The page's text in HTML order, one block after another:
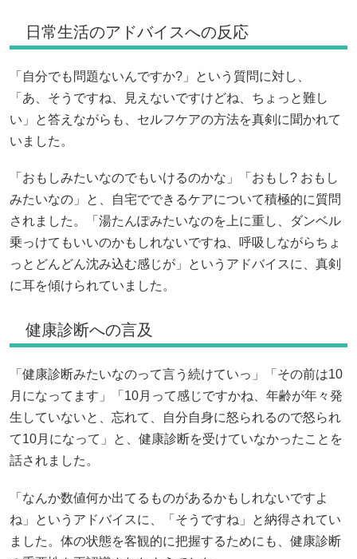
日常生活のアドバイスへの反応
「自分でも問題ないんですか?」という質問に対し、
「あ、そうですね、見えないですけどね、ちょっと難し
い」と答えながらも、セルフケアの方法を真剣に聞かれて
いました。
「おもしみたいなのでもいけるのかな」「おもし? おもし
みたいなの」と、自宅でできるケアについて積極的に質問
されました。「湯たんぽみたいなのを上に重し、ダンベル
乗っけてもいいのかもしれないですね、呼吸しながらちょ
っとどんどん沈み込む感じが」というアドバイスに、真剣
に耳を傾けられていました。
健康診断への言及
「健康診断みたいなのって言う続けていっ」「その前は10
月になってます」「10月って感じですかね、年齢が年々発
生していないと、忘れて、自分自身に怒られるので怒られ
て10月になって」と、健康診断を受けていなかったことを
話されました。
「なんか数値何か出てるものがあるかもしれないですよ
ね」というアドバイスに、「そうですね」と納得されてい
ました。体の状態を客観的に把握するためにも、健康診断